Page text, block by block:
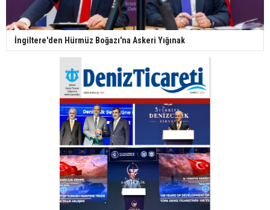
İngiltere'den Hürmüz Boğazı'na Askeri Yığınak